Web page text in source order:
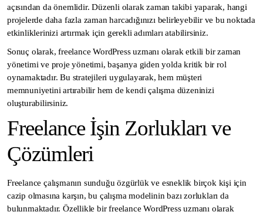
açısından da önemlidir. Düzenli olarak zaman takibi yaparak, hangi
projelerde daha fazla zaman harcadığınızı belirleyebilir ve bu noktada
etkinliklerinizi artırmak için gerekli adımları atabilirsiniz.
Sonuç olarak, freelance WordPress uzmanı olarak etkili bir zaman
yönetimi ve proje yönetimi, başarıya giden yolda kritik bir rol
oynamaktadır. Bu stratejileri uygulayarak, hem müşteri
memnuniyetini artırabilir hem de kendi çalışma düzeninizi
oluşturabilirsiniz.
Freelance İşin Zorlukları ve
Çözümleri
Freelance çalışmanın sunduğu özgürlük ve esneklik birçok kişi için
cazip olmasına karşın, bu çalışma modelinin bazı zorlukları da
bulunmaktadır. Özellikle bir freelance WordPress uzmanı olarak